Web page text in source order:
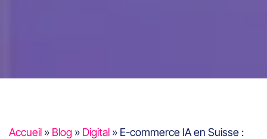
Accueil » Blog » Digital » E-commerce IA en Suisse :